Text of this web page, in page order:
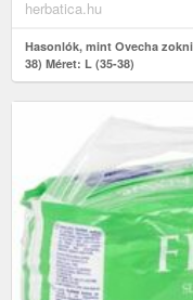
herbatica.hu
Hasonlók, mint Ovecha
38) Méret: L (35-38)